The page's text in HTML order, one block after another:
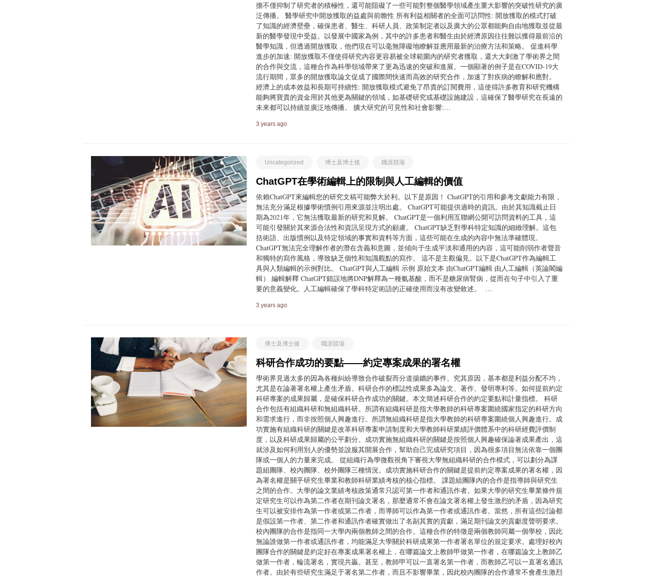
擔不僅抑制了研究者的積極性，還可能阻礙了一些可能對整個醫學領域產生重大影響的突破性研究的廣
泛傳播。 醫學研究中開放獲取的益處與前瞻性 所有利益相關者的全面可訪問性: 開放獲取的模式打破
了知識的經濟壁壘，確保患者、醫生、科研人員、政策制定者以及廣大的公眾都能夠自由地獲取並從最
新的醫學發現中受益。以發展中國家為例，其中的許多患者和醫生由於經濟原因往往難以獲得最前沿的
醫學知識，但透過開放獲取，他們現在可以毫無障礙地瞭解並應用最新的治療方法和策略。 促進科學
進步的加速: 開放獲取不僅使得研究內容更容易被全球範圍內的研究者獲取，還大大刺激了學術界之間
的合作與交流，這種合作為科學領域帶來了更為迅速的突破和進展。一個顯著的例子是在COVID-19大
流行期間，眾多的開放獲取論文促成了國際間快速而高效的研究合作，加速了對疾病的瞭解和應對。
經濟上的成本效益和長期可持續性: 開放獲取模式避免了昂貴的訂閱費用，這使得許多教育和研究機構
能夠將寶貴的資金用於其他更為關鍵的領域，如基礎研究或基礎設施建設，這確保了醫學研究在長遠的
未來都可以持續並廣泛地傳播。 擴大研究的可見性和社會影響:…
3 years ago
Uncategorized 博士及博士後 職涯競場
ChatGPT在學術編輯上的限制與人工編輯的價值
依賴ChatGPT來編輯您的研究文稿可能弊大於利。以下是原因！ ChatGPT的引用和參考文獻能力有限，
無法充分滿足根據學術慣例引用來源並注明出處。 ChatGPT可能提供過時的資訊。由於其知識截止日
期為2021年，它無法獲取最新的研究和見解。 ChatGPT是一個利用互聯網公開可訪問資料的工具，這
可能引發關於其來源合法性和資訊呈現方式的顧慮。 ChatGPT缺乏對學科特定知識的細緻理解。這包
括術語、出版慣例以及特定領域的事實和資料等方面，這些可能在生成的內容中無法準確體現。
ChatGPT無法完全理解作者的潛在含義和意圖，並傾向于生成平淡和通用的內容，這可能削弱作者聲音
和獨特的寫作風格，導致缺乏個性和知識觀點的寫作。 這不是主觀偏見。以下是ChatGPT作為編輯工
具與人類編輯的示例對比。 ChatGPT與人工編輯 示例 原始文本 由ChatGPT編輯 由人工編輯（英論閣編
輯） 編輯解釋 ChatGPT錯誤地將DNP解釋為一種氨基酸，而不是糖尿病腎病，從而在句子中引入了重
要的意義變化。人工編輯確保了學科特定術語的正確使用而沒有改變敘述。 …
3 years ago
博士及博士後 職涯競場
科研合作成功的要點——約定專案成果的署名權
學術界見過太多的因為各種糾紛導致合作破裂而分道揚鑣的事件。究其原因，基本都是利益分配不均，
尤其是在論著署名權上產生矛盾。科研合作的標誌性成果多為論文、著作、發明專利等。如何提前約定
科研專案的成果歸屬，是確保科研合作成功的關鍵。本文簡述科研合作的約定要點和計量指標。 科研
合作包括有組織科研和無組織科研。所謂有組織科研是指大學教師的科研專案圍繞國家指定的科研方向
和需求進行，而非按照個人興趣進行。所謂無組織科研是指大學教師的科研專案圍繞個人興趣進行。成
功實施有組織科研的關鍵是改革科研專案申請制度和大學教師科研業績評價體系中的科研經費評價制
度，以及科研成果歸屬的公平劃分。成功實施無組織科研的關鍵是按照個人興趣確保論著成果產出，這
就涉及如何利用別人的優勢並說服其開展合作，幫助自己完成研究項目，因為很多項目無法依靠一個團
隊或一個人的力量來完成。 從組織行為學微觀視角下審視大學無組織科研的合作模式，可以劃分為課
題組團隊、校內團隊、校外團隊三種情況。成功實施科研合作的關鍵是提前約定專案成果的署名權，因
為署名權是關乎研究生畢業和教師科研業績考核的核心指標。 課題組團隊內的合作是指導師與研究生
之間的合作。大學的論文業績考核政策通常只認可第一作者和通訊作者。如果大學的研究生畢業條件規
定研究生可以作為第二作者在期刊論文署名，那麼通常不會在論文署名權上發生激烈的矛盾，因為研究
生可以被安排作為第一作者或第二作者，而導師可以作為第一作者或通訊作者。當然，所有這些討論都
是假設第一作者、第二作者和通訊作者確實做出了名副其實的貢獻，滿足期刊論文的貢獻度聲明要求。
校內團隊的合作是指同一大學內兩個教師之間的合作。這種合作的特徵是兩個教師同屬一個學校，因此
無論誰做第一作者或通訊作者，均能滿足大學關於科研成果第一作者署名單位的規定要求。處理好校內
團隊合作的關鍵是約定好在專案成果署名權上，在哪篇論文上教師甲做第一作者，在哪篇論文上教師乙
做第一作者，輪流署名，實現共贏。甚至，教師甲可以一直署名第一作者，而教師乙可以一直署名通訊
作者。由於有些研究生滿足于署名第二作者，而且不影響畢業，因此校內團隊的合作通常不會產生激烈